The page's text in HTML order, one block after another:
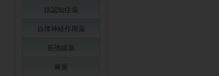
抗認知症薬
自律神経作用薬
筋弛緩薬
麻薬